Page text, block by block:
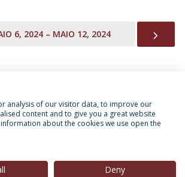
6, 2024 – MAIO 12, 2024
PARA
analysis of our visitor data, to improve our
content and to give you a great website
about the cookies we use open the
Deny